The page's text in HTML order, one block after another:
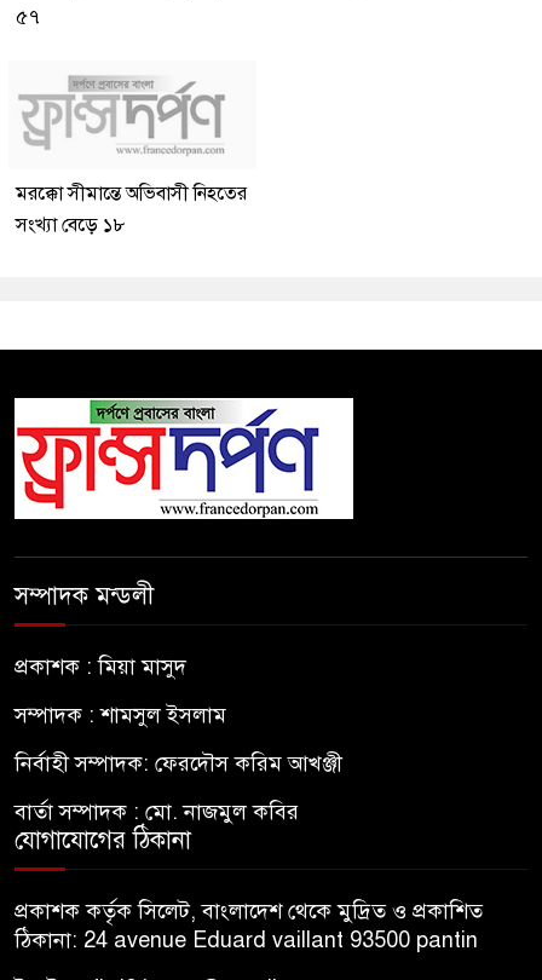
৫৭
মরক্কো সীমান্তে অভিবাসী নিহতের
সংখ্যা বেড়ে ১৮
সম্পাদক মন্ডলী
প্রকাশক : মিয়া মাসুদ
সম্পাদক : শামসুল ইসলাম
নির্বাহী সম্পাদক: ফেরদৌস করিম আখঞ্জী
বার্তা সম্পাদক : মো. নাজমুল কবির
যোগাযোগের ঠিকানা
প্রকাশক কর্তৃক সিলেট, বাংলাদেশ থেকে মুদ্রিত ও প্রকাশিত
ঠিকানা: 24 avenue Eduard vaillant 93500 pantin